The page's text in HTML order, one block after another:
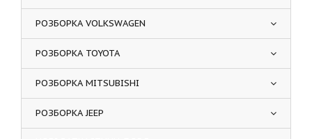
РОЗБОРКА VOLKSWAGEN
РОЗБОРКА TOYOTA
РОЗБОРКА MITSUBISHI
РОЗБОРКА JEEP